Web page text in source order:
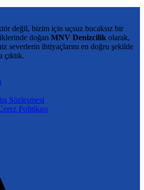
değil, bizim için uçsuz bucaksız bir
doğan MNV Denizcilik olarak,
severlerin ihtiyaçlarını en doğru şekilde
çıktık.
Sözleşmesi
Politikası